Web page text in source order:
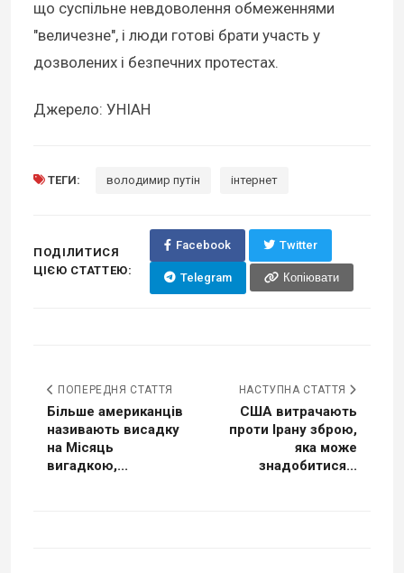
що суспільне невдоволення обмеженнями
"величезне", і люди готові брати участь у
дозволених і безпечних протестах.
Джерело: УНІАН
ТЕГИ: володимир путін інтернет
ПОДІЛИТИСЯ
ЦІЄЮ СТАТТЕЮ:
Facebook Twitter
Telegram Копіювати
ПОПЕРЕДНЯ СТАТТЯ
Більше американців
називають висадку
на Місяць
вигадкою,...
НАСТУПНА СТАТТЯ
США витрачають
проти Ірану зброю,
яка може
знадобитися...